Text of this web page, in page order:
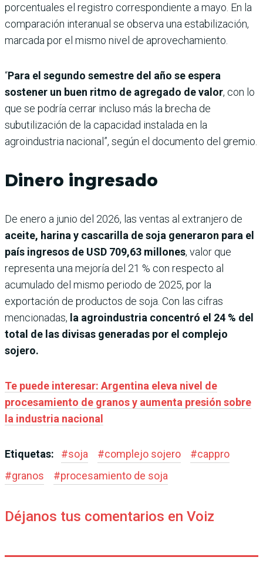
porcentuales el registro correspondiente a mayo. En la
comparación interanual se observa una estabilización,
marcada por el mismo nivel de aprovechamiento.
“Para el segundo semestre del año se espera
sostener un buen ritmo de agregado de valor, con lo
que se podría cerrar incluso más la brecha de
subutilización de la capacidad instalada en la
agroindustria nacional”, según el documento del gremio.
Dinero ingresado
De enero a junio del 2026, las ventas al extranjero de
aceite, harina y cascarilla de soja generaron para el
país ingresos de USD 709,63 millones, valor que
representa una mejoría del 21 % con respecto al
acumulado del mismo periodo de 2025, por la
exportación de productos de soja. Con las cifras
mencionadas, la agroindustria concentró el 24 % del
total de las divisas generadas por el complejo
sojero.
Te puede interesar: Argentina eleva nivel de
procesamiento de granos y aumenta presión sobre
la industria nacional
Etiquetas: #soja #complejo sojero #cappro
#granos #procesamiento de soja
Déjanos tus comentarios en Voiz